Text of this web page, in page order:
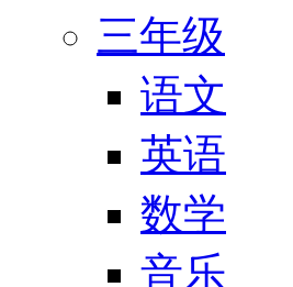
三年级
语文
英语
数学
音乐